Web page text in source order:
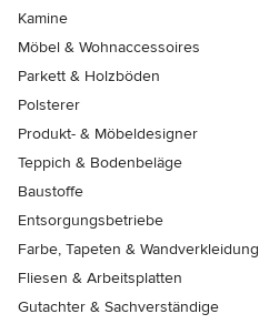
Kamine
Möbel & Wohnaccessoires
Parkett & Holzböden
Polsterer
Produkt- & Möbeldesigner
Teppich & Bodenbeläge
Baustoffe
Entsorgungsbetriebe
Farbe, Tapeten & Wandverkleidung
Fliesen & Arbeitsplatten
Gutachter & Sachverständige